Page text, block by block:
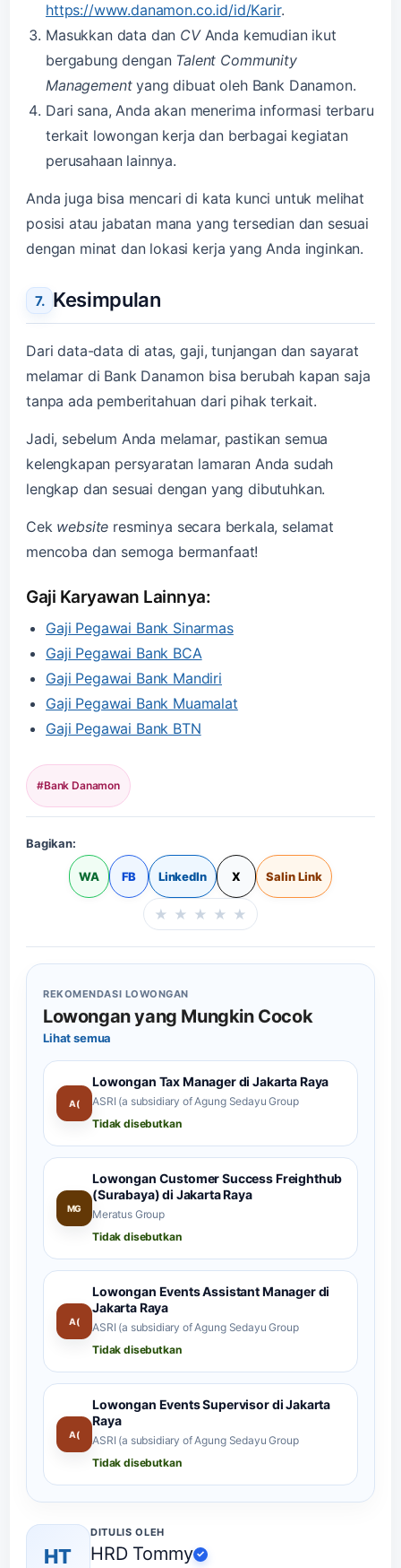
https://www.danamon.co.id/id/Karir.
Masukkan data dan CVAnda kemudian ikut
bergabung dengan Talent Community
Managementyang dibuat oleh Bank Danamon.
Dari sana, Anda akan menerima informasi terbaru
terkait lowongan kerja dan berbagai kegiatan
perusahaan lainnya.
Anda juga bisa mencari di kata kunci untuk melihat
posisi atau jabatan mana yang tersedian dan sesuai
dengan minat dan lokasi kerja yang Anda inginkan.
Kesimpulan
Dari data-data di atas, gaji, tunjangan dan sayarat
melamar di Bank Danamon bisa berubah kapan saja
tanpa ada pemberitahuan dari pihak terkait.
Jadi, sebelum Anda melamar, pastikan semua
kelengkapan persyaratan lamaran Anda sudah
lengkap dan sesuai dengan yang dibutuhkan.
Cek website resminya secara berkala, selamat
mencoba dan semoga bermanfaat!
Gaji Karyawan Lainnya:
Gaji Pegawai Bank Sinarmas
Gaji Pegawai Bank BCA
Gaji Pegawai Bank Mandiri
Gaji Pegawai Bank Muamalat
Gaji Pegawai Bank BTN
#Bank Danamon
Bagikan:
WA FB LinkedIn X Salin Link
Beri rating halaman
★ ★ ★ ★ ★
REKOMENDASI LOWONGAN
Lowongan yang Mungkin Cocok
Lihat semua
A(
Lowongan Tax Manager di Jakarta Raya
ASRI (a subsidiary of Agung Sedayu Group
Tidak disebutkan
MG
Lowongan Customer Success Freighthub
(Surabaya) di Jakarta Raya
Meratus Group
Tidak disebutkan
A(
Lowongan Events Assistant Manager di
Jakarta Raya
ASRI (a subsidiary of Agung Sedayu Group
Tidak disebutkan
A(
Lowongan Events Supervisor di Jakarta
Raya
ASRI (a subsidiary of Agung Sedayu Group
Tidak disebutkan
HT
DITULIS OLEH
HRD Tommy ✓